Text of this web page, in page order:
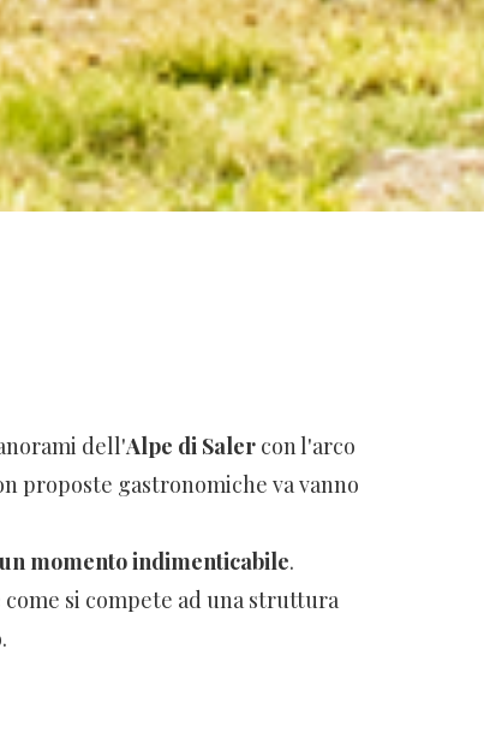
dell'Alpe di Saler con l'arco
proposte gastronomiche va vanno
un momento indimenticabile.
si compete ad una struttura